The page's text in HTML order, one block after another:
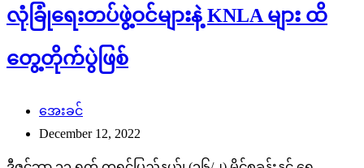
လုံခြုံရေးတပ်ဖွဲ့ဝင်များနဲ့ KNLA များ ထိ
တွေ့တိုက်ပွဲဖြစ်
အေးခင်
December 12, 2022